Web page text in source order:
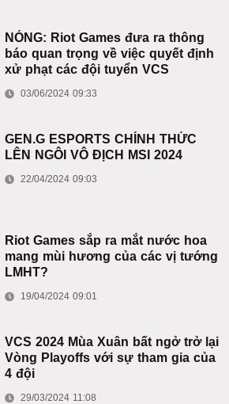
NÓNG: Riot Games đưa ra thông
báo quan trọng về việc quyết định
xử phạt các đội tuyển VCS
03/06/2024 09:33
GEN.G ESPORTS CHÍNH THỨC
LÊN NGÔI VÔ ĐỊCH MSI 2024
22/04/2024 09:03
Riot Games sắp ra mắt nước hoa
mang mùi hương của các vị tướng
LMHT?
19/04/2024 09:01
VCS 2024 Mùa Xuân bất ngở trở lại
Vòng Playoffs với sự tham gia của
4 đội
29/03/2024 11:08